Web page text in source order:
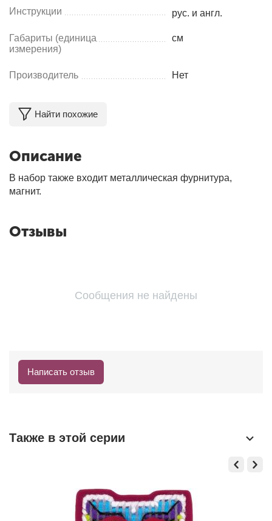
Инструкции рус. и англ.
Габариты (единица
измерения)
см
Производитель Нет
Найти похожие
Описание
В набор также входит металлическая фурнитура,
магнит.
Отзывы
Сообщения не найдены
Написать отзыв
Также в этой серии